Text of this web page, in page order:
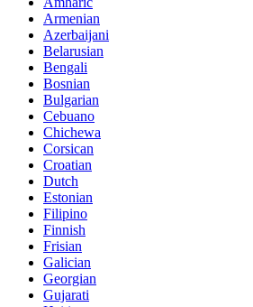
Armenian
Azerbaijani
Belarusian
Bengali
Bosnian
Bulgarian
Cebuano
Chichewa
Corsican
Croatian
Dutch
Estonian
Filipino
Finnish
Frisian
Galician
Georgian
Gujarati